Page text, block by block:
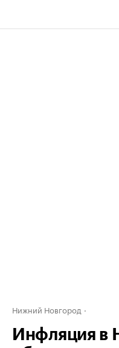
Нижний Новгород
Инфляция в